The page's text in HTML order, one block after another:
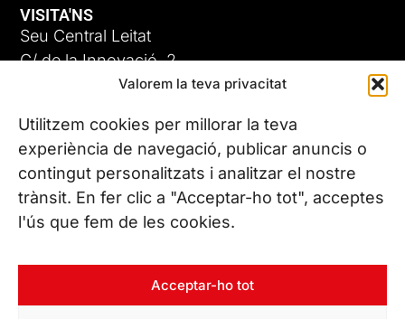
Valorem la teva privacitat
Utilitzem cookies per millorar la teva
experiència de navegació, publicar anuncis o
contingut personalitzats i analitzar el nostre
trànsit. En fer clic a "Acceptar-ho tot", acceptes
l'ús que fem de les cookies.
Acceptar-ho tot
VISITA'NS
Seu Central Leitat
C/ de la Innovació, 2
08225 Terrassa, (Barcelona)
Coneix les nostres seus
CONTACTA’NS
Tel. (+34) 937 882 300